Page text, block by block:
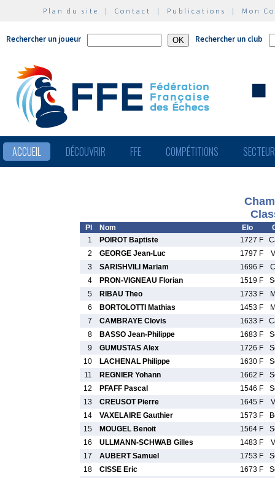
Plan du site | Contact | Publications | Mon
Rechercher un joueur Rechercher un club
ACCUEIL DÉCOUVRIR FFE COMPÉTITIONS
Pl Nom Elo
1
POIROT Baptiste 1727 F
2
GEORGE Jean-Luc 1797 F
3
SARISHVILI Mariam 1696 F
4
PRON-VIGNEAU Florian 1519 F
5
RIBAU Theo 1733 F
6
BORTOLOTTI Mathias 1453 F
7
CAMBRAYE Clovis 1633 F
8
BASSO Jean-Philippe 1683 F
9
GUMUSTAS Alex 1726 F
10
LACHENAL Philippe 1630 F
11
REGNIER Yohann 1662 F
12
PFAFF Pascal 1546 F
13
CREUSOT Pierre 1645 F
14
VAXELAIRE Gauthier 1573 F
15
MOUGEL Benoit 1564 F
16
ULLMANN-SCHWAB Gilles 1483 F
17
AUBERT Samuel 1753 F
18
CISSE Eric 1673 F